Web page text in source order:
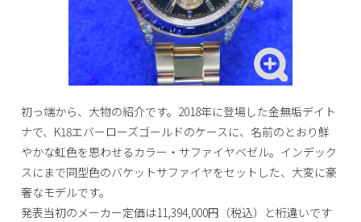
初っ端から、大物の紹介です。2018年に登場した金無垢デイト
ナで、K18エバーローズゴールドのケースに、名前のとおり鮮
やかな虹色を思わせるカラー・サファイヤベゼル。インデック
スにまで同型色のバケットサファイヤをセットした、大変に豪
奢なモデルです。
発表当初のメーカー定価は11,394,000円（税込）と桁違いです